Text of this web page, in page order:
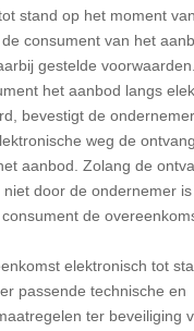
stand op het moment van
consument van het
gestelde voorwaarden.
het aanbod langs
bevestigt de ondernemer
weg de
aanbod. Zolang de
door de ondernemer is
de
elektronisch tot
passende technische en
ter beveiliging